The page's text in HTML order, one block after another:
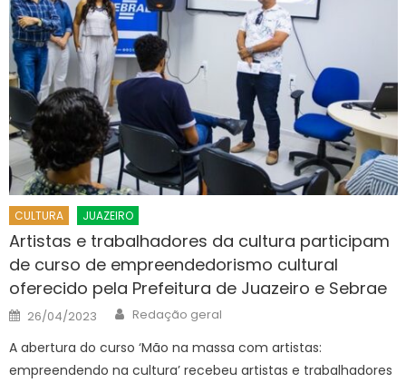
CULTURA JUAZEIRO
Artistas e trabalhadores da cultura participam
de curso de empreendedorismo cultural
oferecido pela Prefeitura de Juazeiro e Sebrae
Posted
on
26/04/2023 Author
Redação geral
A abertura do curso ‘Mão na massa com artistas:
empreendendo na cultura’ recebeu artistas e trabalhadores